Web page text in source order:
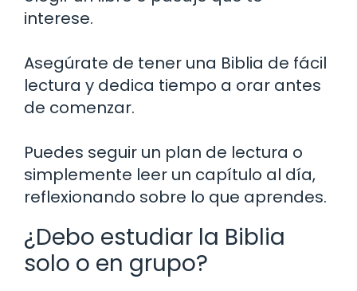
interese.
Asegúrate de tener una Biblia de fácil
lectura y dedica tiempo a orar antes
de comenzar.
Puedes seguir un plan de lectura o
simplemente leer un capítulo al día,
reflexionando sobre lo que aprendes.
¿Debo estudiar la Biblia
solo o en grupo?